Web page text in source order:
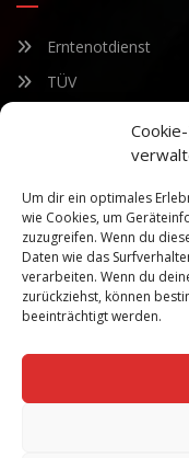
Um dir ein optimales
wie Cookies, um
zuzugreifen. Wenn du
Daten wie das
verarbeiten. Wenn du
zurückziehst, können
beeinträchtigt werden.
Erntenotdienst
TÜV
Bleiben Sie auf dem
weiterentwickelnden
Geben Sie Ihre E-Mail-
Newsletter.